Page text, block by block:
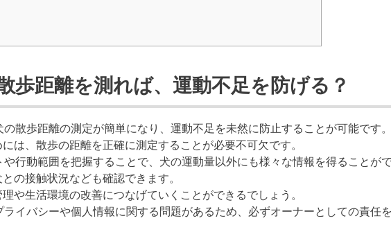
歩距離を測れば、運動不足を防げる？
散歩距離の測定が簡単になり、運動不足を未然に防止することが可能です。
は、散歩の距離を正確に測定することが必要不可欠です。
行動範囲を把握することで、犬の運動量以外にも様々な情報を得ることがで
の接触状況なども確認できます。
や生活環境の改善につなげていくことができるでしょう。
イバシーや個人情報に関する問題があるため、必ずオーナーとしての責任